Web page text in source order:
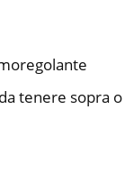
tenere sopra